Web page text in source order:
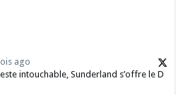
ago
intouchable, Sunderland s’offre le D